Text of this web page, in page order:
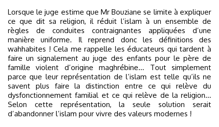
Lorsque le juge estime que Mr Bouziane se limite à expliquer
ce que dit sa religion, il réduit l’islam à un ensemble de
règles de conduites contraignantes appliquées d’une
manière uniforme. Il reprend donc les définitions des
wahhabites ! Cela me rappelle les éducateurs qui tardent à
faire un signalement au juge des enfants pour le père de
famille violent d’origine maghrébine… Tout simplement
parce que leur représentation de l’islam est telle qu’ils ne
savent plus faire la distinction entre ce qui relève du
dysfonctionnement familial et ce qui relève de la religion…
Selon cette représentation, la seule solution serait
d’abandonner l’islam pour vivre des valeurs modernes !